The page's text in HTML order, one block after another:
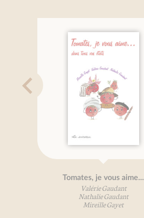
Tomates, je vous aime...
Valérie Gaudant
Nathalie Gaudant
Mireille Gayet